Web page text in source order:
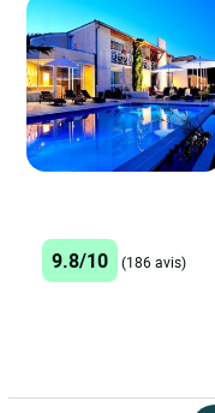
9.8/10 (186 avis)